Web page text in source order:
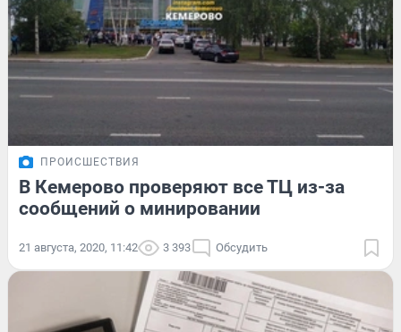
ПРОИСШЕСТВИЯ
В Кемерово проверяют все ТЦ из-за
сообщений о минировании
21 августа, 2020, 11:42 3 393 Обсудить